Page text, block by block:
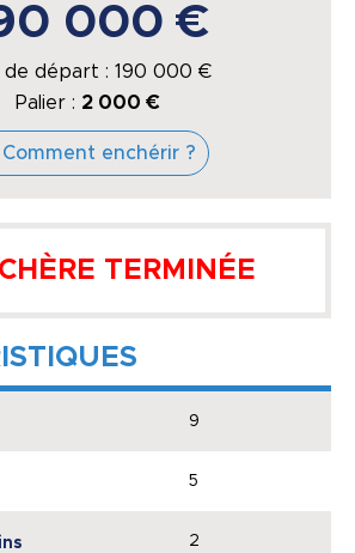
000 €
de départ : 190 000 €
Palier : 2 000 €
Comment enchérir ?
TERMINÉE
9
5
2